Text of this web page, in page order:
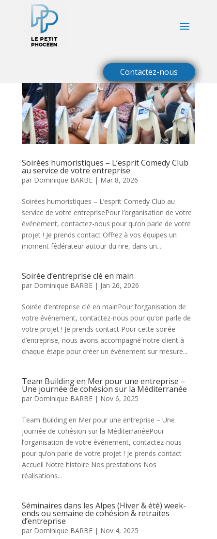
Contactez-nous
Soirées humoristiques – L’esprit Comedy Club
au service de votre entreprise
par Dominique BARBE| Mar 8, 2026
Soirées humoristiques – L’esprit Comedy Club au
service de votre entreprisePour l’organisation de votre
événement, contactez-nous pour qu’on parle de votre
projet ! Je prends contact Offrez à vos équipes un
moment fédérateur autour du rire, dans un...
Soirée d’entreprise clé en main
par Dominique BARBE| Jan 26, 2026
Soirée d’entreprise clé en mainPour l’organisation de
votre événement, contactez-nous pour qu’on parle de
votre projet ! Je prends contact Pour cette soirée
d’entreprise, nous avons accompagné notre client à
chaque étape pour créer un événement sur mesure...
Team Building en Mer pour une entreprise –
Une journée de cohésion sur la Méditerranée
par Dominique BARBE| Nov 6, 2025
Team Building en Mer pour une entreprise – Une
journée de cohésion sur la MéditerranéePour
l’organisation de votre événement, contactez-nous
pour qu’on parle de votre projet ! Je prends contact
Accueil Notre histoire Nos prestations Nos
réalisations...
Séminaires dans les Alpes (Hiver & été) week-
ends ou semaine de cohésion & retraites
d’entreprise
par Dominique BARBE| Nov 4, 2025